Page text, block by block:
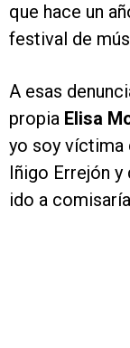
que hace un
festival de
A esas
propia Elisa
yo soy víctima
Iñigo Errejón y
ido a